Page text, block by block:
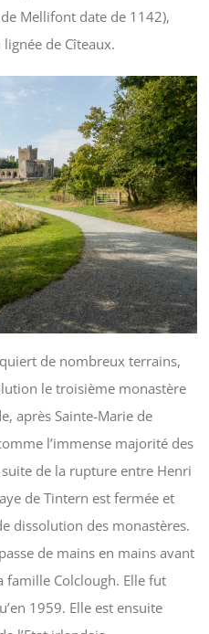
Mellifont date de 1142),
de Cîteaux.
de nombreux terrains,
le troisième monastère
après Sainte-Marie de
l’immense majorité des
de la rupture entre Henri
de Tintern est fermée et
dissolution des monastères.
de mains en mains avant
famille Colclough. Elle fut
1959. Elle est ensuite